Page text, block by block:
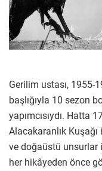
Gerilim ustası, 1955-
başlığıyla 10 sezon
yapımcısıydı. Hatta
Alacakaranlık
ve doğaüstü unsurlar
her hikâyeden önce